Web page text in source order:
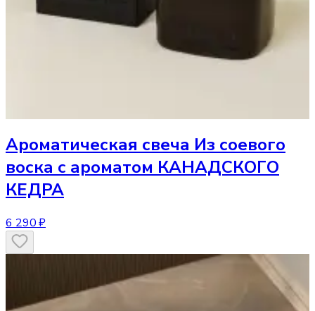
Ароматическая свеча Из соевого
воска с ароматом КАНАДСКОГО
КЕДРА
6 290 ₽